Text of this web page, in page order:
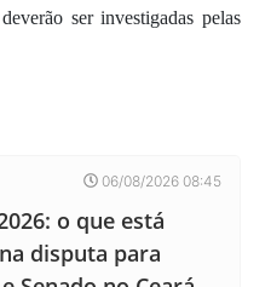
ser investigadas pelas
06/08/2026 08:45
o que está
disputa para